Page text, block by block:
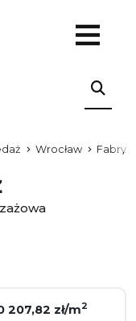
Wrocław
207,82 zł/m2